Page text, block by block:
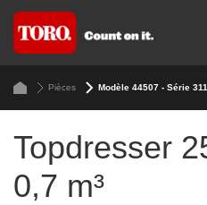
Pièces Modèle 44507 - Série
Topdresser
0,7 m³